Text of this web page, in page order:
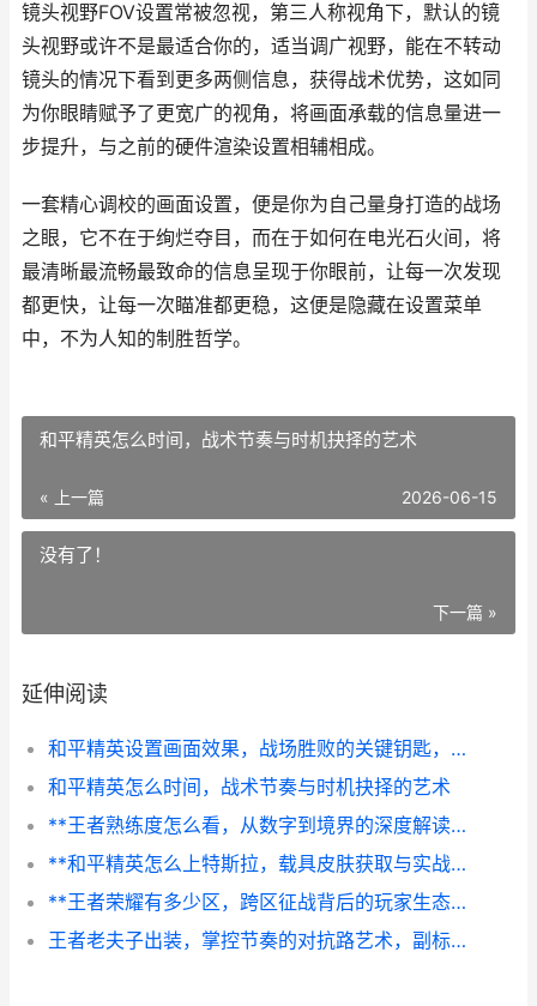
镜头视野FOV设置常被忽视，第三人称视角下，默认的镜
头视野或许不是最适合你的，适当调广视野，能在不转动
镜头的情况下看到更多两侧信息，获得战术优势，这如同
为你眼睛赋予了更宽广的视角，将画面承载的信息量进一
步提升，与之前的硬件渲染设置相辅相成。
一套精心调校的画面设置，便是你为自己量身打造的战场
之眼，它不在于绚烂夺目，而在于如何在电光石火间，将
最清晰最流畅最致命的信息呈现于你眼前，让每一次发现
都更快，让每一次瞄准都更稳，这便是隐藏在设置菜单
中，不为人知的制胜哲学。
和平精英怎么时间，战术节奏与时机抉择的艺术
« 上一篇 2026-06-15
没有了！
下一篇 »
延伸阅读
和平精英设置画面效果，战场胜败的关键钥匙，副标题，资深玩家极致视觉调校心得
和平精英怎么时间，战术节奏与时机抉择的艺术
**王者熟练度怎么看，从数字到境界的深度解读，副标题，资深玩家的英雄成长密码**
**和平精英怎么上特斯拉，载具皮肤获取与实战心得**
**王者荣耀有多少区，跨区征战背后的玩家生态与战略布局**
王者老夫子出装，掌控节奏的对抗路艺术，副标题，以装备谱写单带与团战的平衡乐章